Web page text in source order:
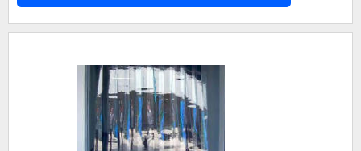
de manutenção de aeronaves em SP, deve-se